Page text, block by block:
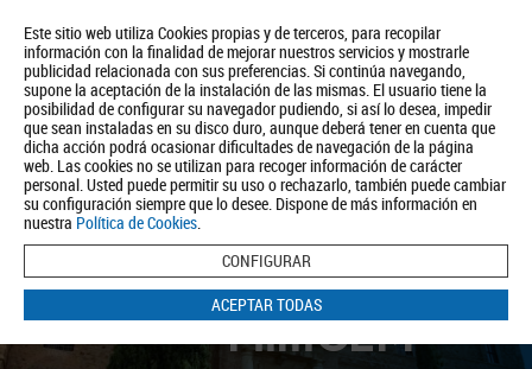
Este sitio web utiliza Cookies propias y de terceros, para recopilar
información con la finalidad de mejorar nuestros servicios y mostrarle
publicidad relacionada con sus preferencias. Si continúa navegando,
supone la aceptación de la instalación de las mismas. El usuario tiene la
posibilidad de configurar su navegador pudiendo, si así lo desea, impedir
que sean instaladas en su disco duro, aunque deberá tener en cuenta que
dicha acción podrá ocasionar dificultades de navegación de la página
web. Las cookies no se utilizan para recoger información de carácter
personal. Usted puede permitir su uso o rechazarlo, también puede cambiar
su configuración siempre que lo desee. Dispone de más información en
nuestra Política de Cookies.
CONFIGURAR
ACEPTAR TODAS
About us Tourism Política de Privacidad Aviso Legal Política de Cookies
BUSCAR
#FilmCLM